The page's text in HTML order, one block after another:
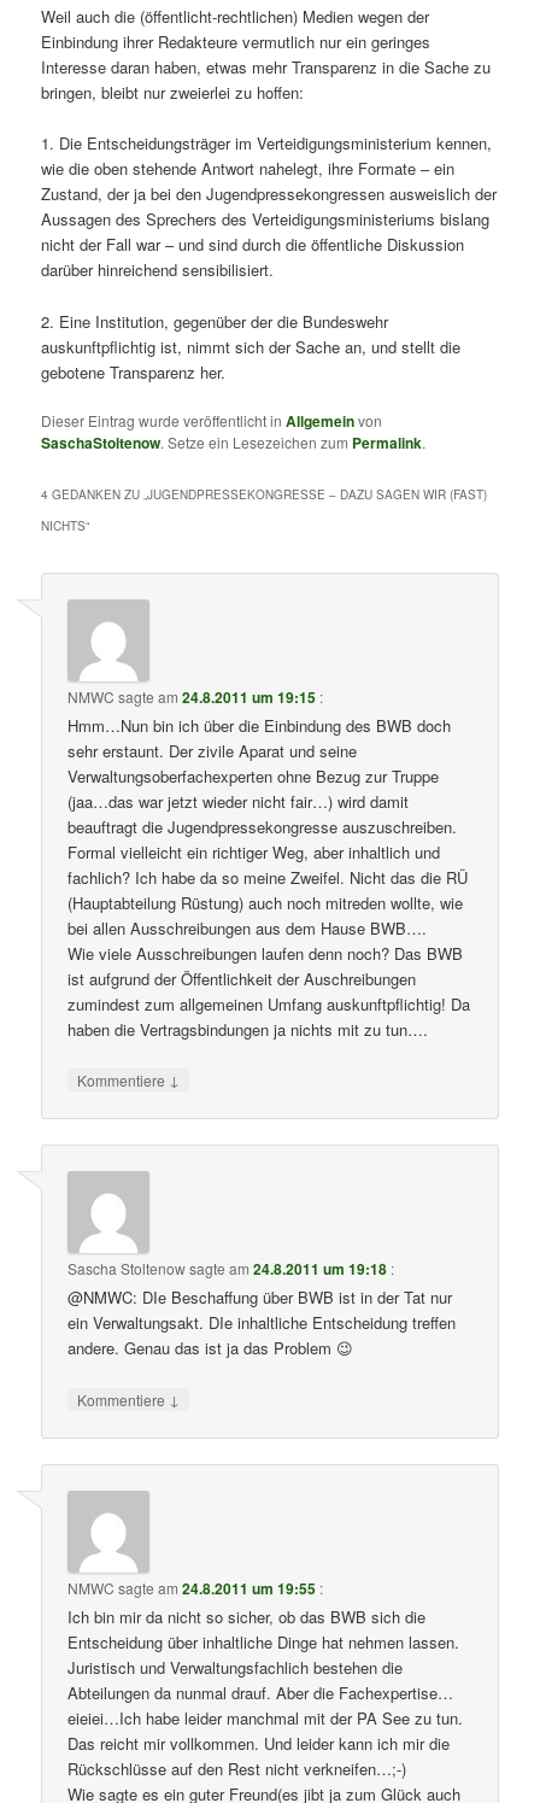
Weil auch die (öffentlicht-rechtlichen) Medien wegen der
Einbindung ihrer Redakteure vermutlich nur ein geringes
Interesse daran haben, etwas mehr Transparenz in die Sache zu
bringen, bleibt nur zweierlei zu hoffen:
1. Die Entscheidungsträger im Verteidigungsministerium kennen,
wie die oben stehende Antwort nahelegt, ihre Formate – ein
Zustand, der ja bei den Jugendpressekongressen ausweislich der
Aussagen des Sprechers des Verteidigungsministeriums bislang
nicht der Fall war – und sind durch die öffentliche Diskussion
darüber hinreichend sensibilisiert.
2. Eine Institution, gegenüber der die Bundeswehr
auskunftpflichtig ist, nimmt sich der Sache an, und stellt die
gebotene Transparenz her.
Dieser Eintrag wurde veröffentlicht inAllgemeinvon
SaschaStoltenow. Setze ein Lesezeichen zum Permalink.
4 GEDANKEN ZU „JUGENDPRESSEKONGRESSE – DAZU SAGEN WIR (FAST)
NICHTS“
NMWC sagte am24.8.2011 um 19:15 :
Hmm…Nun bin ich über die Einbindung des BWB doch
sehr erstaunt. Der zivile Aparat und seine
Verwaltungsoberfachexperten ohne Bezug zur Truppe
(jaa…das war jetzt wieder nicht fair…) wird damit
beauftragt die Jugendpressekongresse auszuschreiben.
Formal vielleicht ein richtiger Weg, aber inhaltlich und
fachlich? Ich habe da so meine Zweifel. Nicht das die RÜ
(Hauptabteilung Rüstung) auch noch mitreden wollte, wie
bei allen Ausschreibungen aus dem Hause BWB….
Wie viele Ausschreibungen laufen denn noch? Das BWB
ist aufgrund der Öffentlichkeit der Auschreibungen
zumindest zum allgemeinen Umfang auskunftpflichtig! Da
haben die Vertragsbindungen ja nichts mit zu tun….
Kommentiere ↓
Sascha Stoltenowsagte am24.8.2011 um 19:18 :
@NMWC: DIe Beschaffung über BWB ist in der Tat nur
ein Verwaltungsakt. DIe inhaltliche Entscheidung treffen
andere. Genau das ist ja das Problem 😉
Kommentiere ↓
NMWC sagte am24.8.2011 um 19:55 :
Ich bin mir da nicht so sicher, ob das BWB sich die
Entscheidung über inhaltliche Dinge hat nehmen lassen.
Juristisch und Verwaltungsfachlich bestehen die
Abteilungen da nunmal drauf. Aber die Fachexpertise…
eieiei…Ich habe leider manchmal mit der PA See zu tun.
Das reicht mir vollkommen. Und leider kann ich mir die
Rückschlüsse auf den Rest nicht verkneifen…;-)
Wie sagte es ein guter Freund(es jibt ja zum Glück auch